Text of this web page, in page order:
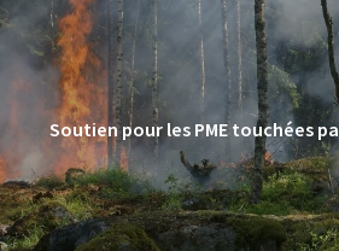
Soutien pour les PME touchées